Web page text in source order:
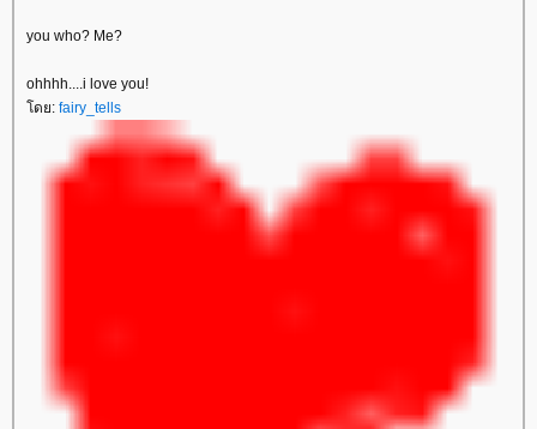
you who? Me?
ohhhh....i love you!
ดย: fairy_tells